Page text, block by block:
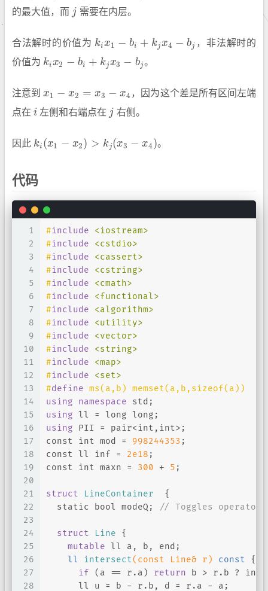
的最大值，而 j
j 需要在内层。
合法解时的价值为 kix1 − bi + kjx4 − bj
kix1− bi+kj x4−bj
，非法解时的
价值为 kix2 − bi + kjx3 − bj
kix2− bi+kj x3−bj 。
注意到x1 − x2 = x3 − x4
x1 −x2=x 3−x4
，因为这个差是所有区间左端
点在 i
i 左侧和右端点在 j
j 右侧。
因此 ki (x1 − x2) > kj(x3 − x4)
ki(x1− x2 >kj (x 3− x4) 。
代码
1
2
3
4
5
6
7
8
9
10
11
12
13
14
15
16
17
18
19
20
21
22
23
24
25
26
27
28
#include
<iostream>
#include
<cstdio>
#include
<cassert>
#include
<cstring>
#include
<cmath>
#include
<functional>
#include
<algorithm>
#include
<utility>
#include
<vector>
#include
<string>
#include
<map>
#include
<set>
#define ms(a,b) memset(a,b,sizeof(a))
using
namespace std;
using ll = long long ;
using PII = pair<int , int>;
const
int mod = 998244353 ;
const ll inf = 2e18 ;
const
int maxn = 300 + 5 ;
struct LineContainer
  {
static
bool modeQ; // Toggles operator
struct Line {
mutable ll a, b, end;
ll intersect( const Line& r) const
{
if (a == r.a) return b > r.b ?
      ll u = b - r.b, d = r.a - a;